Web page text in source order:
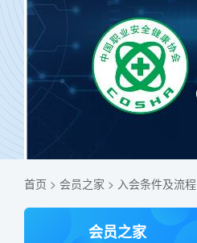
首页 > 会员之家 > 入会条件及流程
会员之家